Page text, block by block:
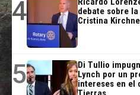
4
debate sobre
Cristina
5
Di Tullio
Lynch por un
intereses en el